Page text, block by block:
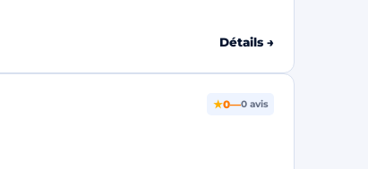
Détails →
★0—0 avis